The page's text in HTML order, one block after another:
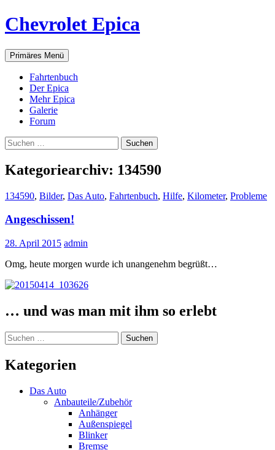
Zum
Inhalt
Chevrolet Epica
Suchen
Primäres Menü
Fahrtenbuch
Der Epica
Mehr Epica
Galerie
Forum
Suchen
nach:
Kategoriearchiv: 134590
134590, Bilder, Das Auto, Fahrtenbuch, Hilfe, Kilometer, Probleme
Angeschissen!
28. April 2015 admin
Omg, heute morgen wurde ich unangenehm begrüßt…
… und was man mit ihm so erlebt
Suchen
nach:
Kategorien
Das Auto
Anbauteile/Zubehör
Anhänger
Außenspiegel
Blinker
Bremse